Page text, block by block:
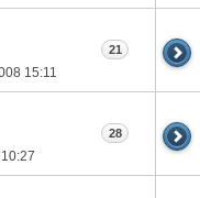
15:11
21
10:27
28